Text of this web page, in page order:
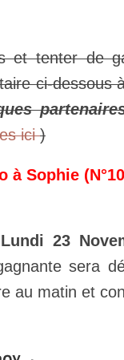
et tenter de
ci-dessous
ici)
à Sophie
23
sera
au matin et